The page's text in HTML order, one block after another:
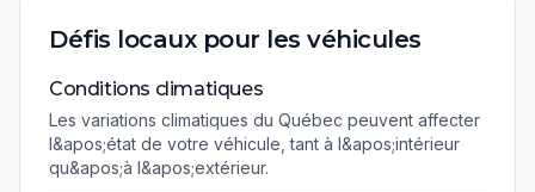
Défis locaux pour les véhicules
Conditions climatiques
Les variations climatiques du Québec peuvent affecter
l&apos;état de votre véhicule, tant à l&apos;intérieur
qu&apos;à l&apos;extérieur.